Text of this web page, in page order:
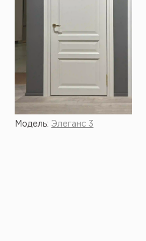
Модель: Элеганс 3